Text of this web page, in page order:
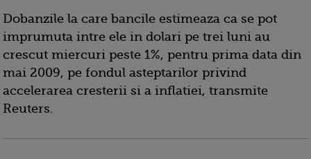
Dobanzile la care bancile estimeaza ca se pot
imprumuta intre ele in dolari pe trei luni au
crescut miercuri peste 1%, pentru prima data din
mai 2009, pe fondul asteptarilor privind
accelerarea cresterii si a inflatiei, transmite
Reuters.